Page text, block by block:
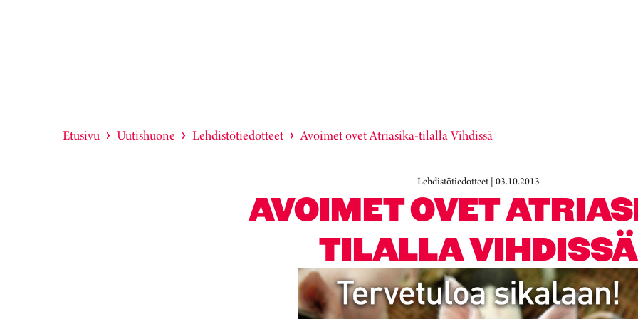
Etusivu Uutishuone Lehdistötiedotteet Avoimet ovet Atriasika-tilalla Vihdissä
Lehdistötiedotteet | 03.10.2013
AVOIMET OVET
TILALLA VIHDISSÄ